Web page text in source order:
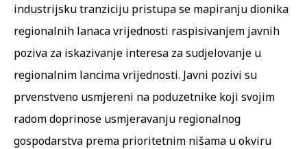
industrijsku tranziciju pristupa se mapiranju dionika
regionalnih lanaca vrijednosti raspisivanjem javnih
poziva za iskazivanje interesa za sudjelovanje u
regionalnim lancima vrijednosti. Javni pozivi su
prvenstveno usmjereni na poduzetnike koji svojim
radom doprinose usmjeravanju regionalnog
gospodarstva prema prioritetnim nišama u okviru